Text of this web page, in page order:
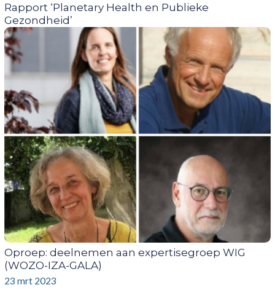
Rapport ‘Planetary Health en Publieke
Gezondheid’
Oproep: deelnemen aan expertisegroep WIG
(WOZO-IZA-GALA)
23 mrt 2023